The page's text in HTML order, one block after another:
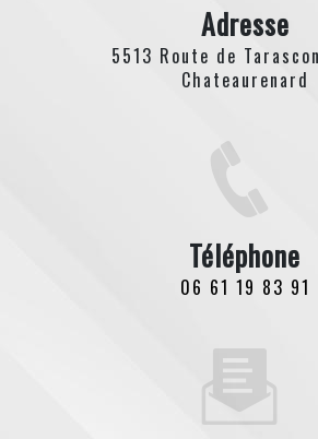
Adresse
5513 Route de Tarascon 13160
Chateaurenard
Téléphone
06 61 19 83 91